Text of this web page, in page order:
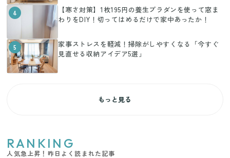
4
【寒さ対策】1枚195円の養生プラダンを使って窓ま
わりをDIY！切ってはめるだけで家中あったか！
5
家事ストレスを軽減！掃除がしやすくなる「今すぐ
見直せる収納アイデア5選」
もっと見る
RANKING
人気急上昇！昨日よく読まれた記事